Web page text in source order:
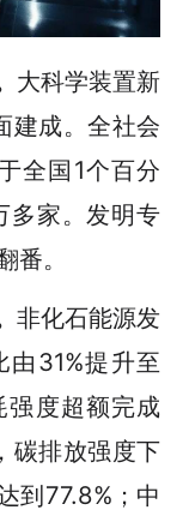
大科学装置新
建成。全社会
全国1个百分
多家。发明专
。
非化石能源发
31%提升至
强度超额完成
碳排放强度下
到77.8%；中